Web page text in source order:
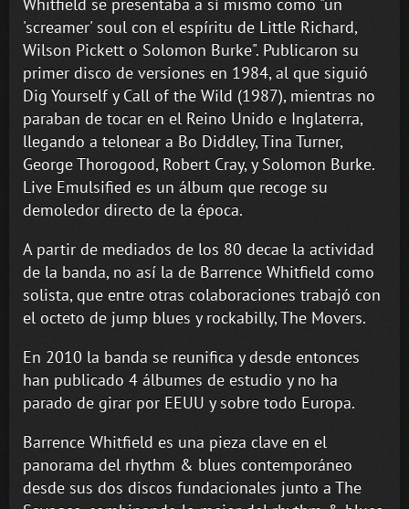
Whitfield se presentaba a sí mismo como "un
'screamer' soul con el espíritu de Little Richard,
Wilson Pickett o Solomon Burke". Publicaron su
primer disco de versiones en 1984, al que siguió
Dig Yourself y Call of the Wild (1987), mientras no
paraban de tocar en el Reino Unido e Inglaterra,
llegando a telonear a Bo Diddley, Tina Turner,
George Thorogood, Robert Cray, y Solomon Burke.
Live Emulsified es un álbum que recoge su
demoledor directo de la época.
A partir de mediados de los 80 decae la actividad
de la banda, no así la de Barrence Whitfield como
solista, que entre otras colaboraciones trabajó con
el octeto de jump blues y rockabilly, The Movers.
En 2010 la banda se reunifica y desde entonces
han publicado 4 álbumes de estudio y no ha
parado de girar por EEUU y sobre todo Europa.
Barrence Whitfield es una pieza clave en el
panorama del rhythm & blues contemporáneo
desde sus dos discos fundacionales junto a The